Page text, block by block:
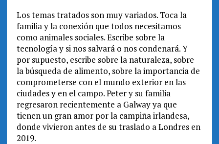
Los temas tratados son muy variados. Toca la
familia y la conexión que todos necesitamos
como animales sociales. Escribe sobre la
tecnología y si nos salvará o nos condenará. Y
por supuesto, escribe sobre la naturaleza, sobre
la búsqueda de alimento, sobre la importancia de
comprometerse con el mundo exterior en las
ciudades y en el campo. Peter y su familia
regresaron recientemente a Galway ya que
tienen un gran amor por la campiña irlandesa,
donde vivieron antes de su traslado a Londres en
2019.